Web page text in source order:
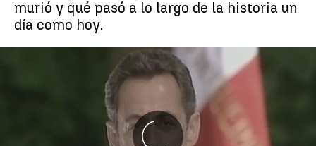
murió y qué pasó a lo largo de la historia un
día como hoy.